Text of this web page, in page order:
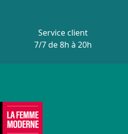
Service client
7/7 de 8h à 20h